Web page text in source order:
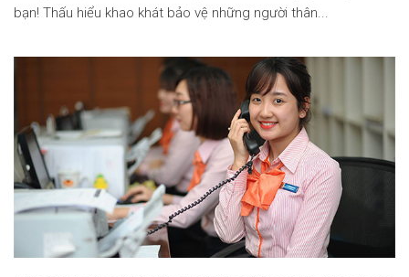
bạn! Thấu hiểu khao khát bảo vệ những người thân...